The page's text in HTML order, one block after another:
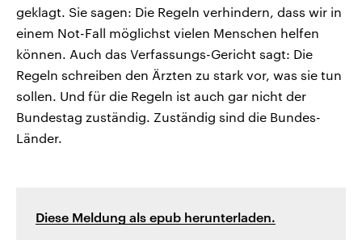
geklagt. Sie sagen: Die Regeln verhindern, dass wir in
einem Not-Fall möglichst vielen Menschen helfen
können. Auch das Verfassungs-Gericht sagt: Die
Regeln schreiben den Ärzten zu stark vor, was sie tun
sollen. Und für die Regeln ist auch gar nicht der
Bundestag zuständig. Zuständig sind die Bundes-
Länder.
Diese Meldung als epub herunterladen.